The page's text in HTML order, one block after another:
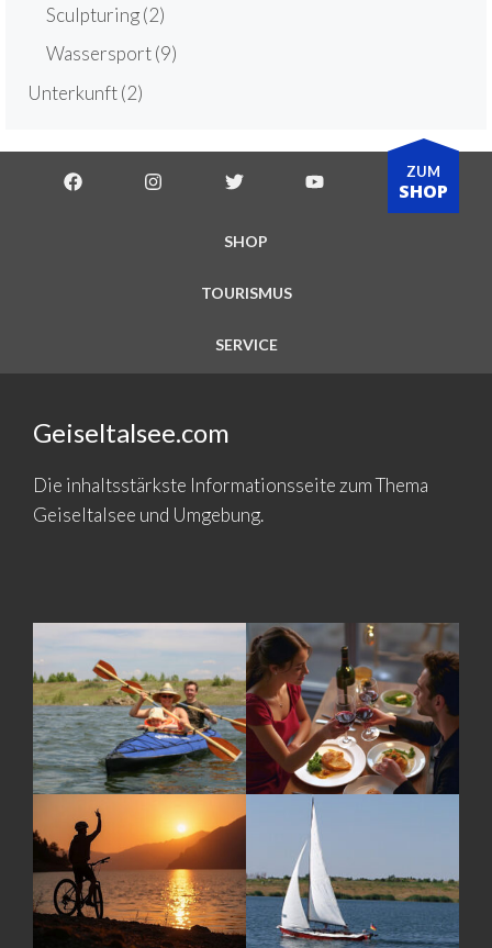
Sculpturing(2)
Wassersport(9)
Unterkunft(2)
SHOP
TOURISMUS
SERVICE
ZUM
SHOP
Geiseltalsee.com
Die inhaltsstärkste Informationsseite zum Thema
Geiseltalsee und Umgebung.